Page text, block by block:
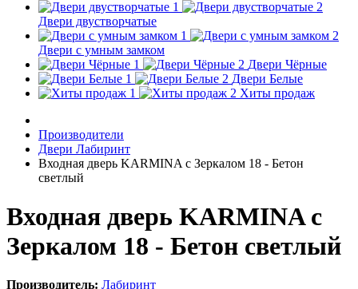
Двери двустворчатые
Двери с умным замком
Двери Чёрные
Двери Белые
Хиты продаж
Производители
Двери Лабиринт
Входная дверь KARMINA с Зеркалом 18 - Бетон
светлый
Входная дверь KARMINA с
Зеркалом 18 - Бетон светлый
Производитель: Лабиринт